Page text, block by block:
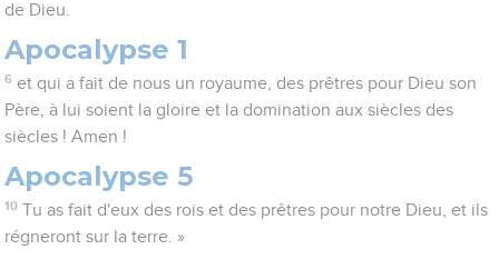
de Dieu.
Apocalypse 1
6 et qui a fait de nous un royaume, des prêtres pour Dieu son
Père, à lui soient la gloire et la domination aux siècles des
siècles ! Amen !
Apocalypse 5
10 Tu as fait d'eux des rois et des prêtres pour notre Dieu, et ils
régneront sur la terre. »